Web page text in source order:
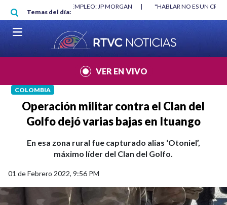
Pasar al contenido principal
Temas del día:
"HABLAR NO ES UN CRIMEN": CARTA DE BETO CORAL |
VER EN VIVO
COLOMBIA
Operación militar contra el Clan del
Golfo dejó varias bajas en Ituango
En esa zona rural fue capturado alias ‘Otoniel’,
máximo líder del Clan del Golfo.
01 de Febrero 2022, 9:56 PM